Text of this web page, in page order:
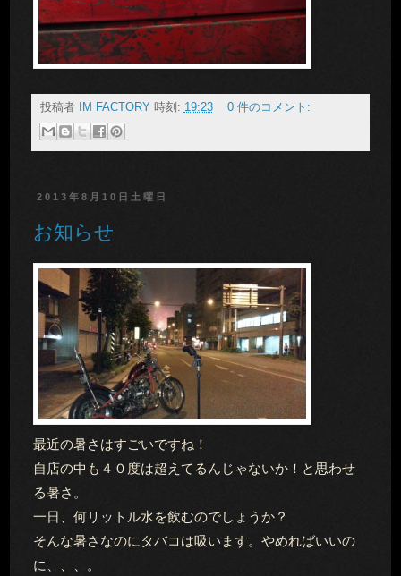
投稿者 IM FACTORY 時刻: 19:23 0 件のコメント:
2013年8月10日土曜日
お知らせ
最近の暑さはすごいですね！
自店の中も４０度は超えてるんじゃないか！と思わせ
る暑さ。
一日、何リットル水を飲むのでしょうか？
そんな暑さなのにタバコは吸います。やめればいいの
に、、、。